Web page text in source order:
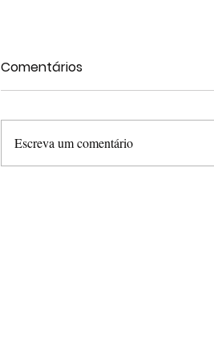
Comentários
Escreva um comentário